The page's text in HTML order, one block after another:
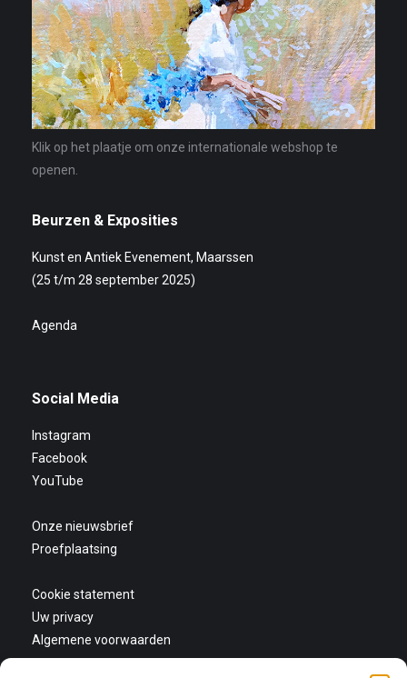
Klik op het plaatje om onze internationale webshop te
openen.
Beurzen & Exposities
Kunst en Antiek Evenement, Maarssen
(25 t/m 28 september 2025)
Agenda
Social Media
Instagram
Facebook
YouTube
Onze nieuwsbrief
Proefplaatsing
Cookie statement
Uw privacy
Algemene voorwaarden